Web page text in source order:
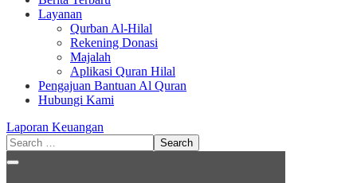
Layanan
Qurban Al-Hilal
Rekening Donasi
Majalah
Aplikasi Quran Hilal
Pengajuan Bantuan Al Quran
Hubungi Kami
Laporan Keuangan